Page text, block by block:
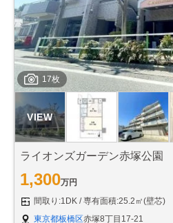
17枚
ライオンズガーデン赤塚公園
1,300万円
間取り:1DK
専有面積:25.2㎡(壁芯)
東京都板橋区赤塚8丁目17-21